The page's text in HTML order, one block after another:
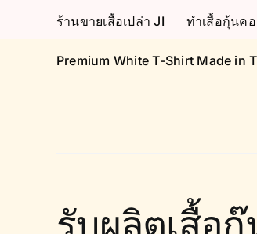
ร้านขายเสื้อเปล่า JI ทำเสื้อกุ้นค
Premium White T-Shirt Made in
รับผลิตเสื้อ